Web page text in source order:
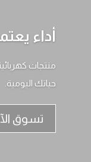
أداء
منتجات
حياتك اليومية.
تسوق